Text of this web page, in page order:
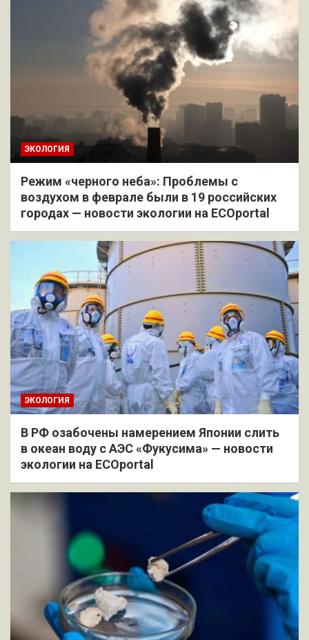
ЭКОЛОГИЯ
Режим «черного неба»: Проблемы с
воздухом в феврале были в 19 российских
городах — новости экологии на ECOportal
ЭКОЛОГИЯ
В РФ озабочены намерением Японии слить
в океан воду с АЭС «Фукусима» — новости
экологии на ECOportal